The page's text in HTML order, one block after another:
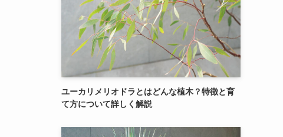
ユーカリメリオドラとはどんな植木？特徴と育
て方について詳しく解説